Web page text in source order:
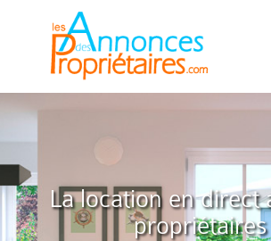
La location en direct
propriétaires